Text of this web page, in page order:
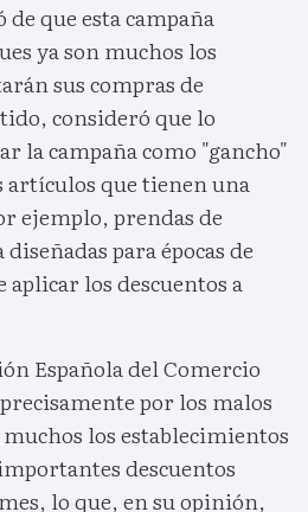
que esta campaña
ya son muchos los
sus compras de
consideró que lo
la campaña como "gancho"
artículos que tienen una
ejemplo, prendas de
para épocas de
los descuentos a
Española del Comercio
por los malos
los establecimientos
descuentos
lo que, en su opinión,